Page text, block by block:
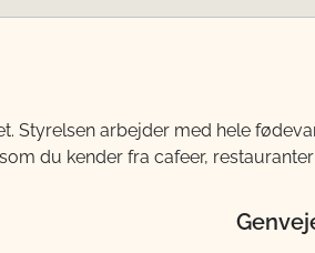
Styrelsen arbejder med hele
du kender fra cafeer,